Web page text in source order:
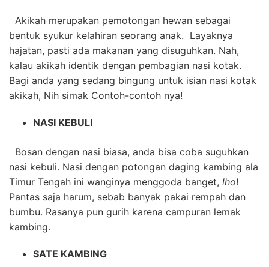
Akikah merupakan pemotongan hewan sebagai
bentuk syukur kelahiran seorang anak. Layaknya
hajatan, pasti ada makanan yang disuguhkan. Nah,
kalau akikah identik dengan pembagian nasi kotak.
Bagi anda yang sedang bingung untuk isian nasi kotak
akikah, Nih simak Contoh-contoh nya!
NASI KEBULI
Bosan dengan nasi biasa, anda bisa coba suguhkan
nasi kebuli. Nasi dengan potongan daging kambing ala
Timur Tengah ini wanginya menggoda banget, lho!
Pantas saja harum, sebab banyak pakai rempah dan
bumbu. Rasanya pun gurih karena campuran lemak
kambing.
SATE KAMBING